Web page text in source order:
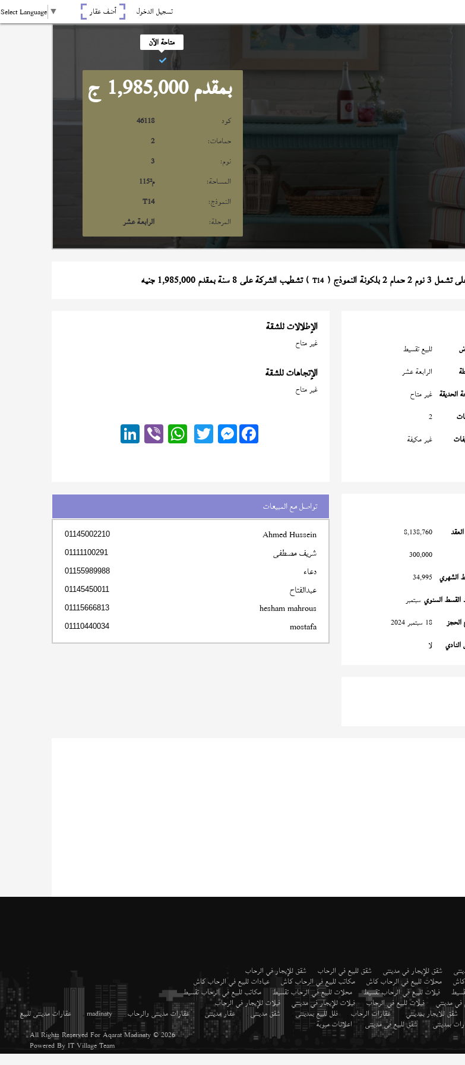
تسجيل الدخول أضف عقار Select Language ▼
متاحة الآن
بمقدم 1,985,000 ج
كود
46118
حمامات:
2
نوم:
3
المساحة:
115م²
النموذج:
T14
المرحلة:
الرابعة عشر
T14 ) تشطيب الشركة على 8 سنة بمقدم 1,985,000 جنيه
للبيع تقسيط
الرابعة عشر
الحديقة غير متاح
2
غير مكيفة
الإطلالات للشقة
غير متاح
الإتجاهات للشقة
غير متاح
Messenger
8,138,760
300,000
الشهري 34,995
القسط السنوي سبتمبر
الحجز
18 سبتمبر 2024
لا
تواصل مع المبيعات
Ahmed Hussein
01145002210
شريف مصطفى 01111100291
دعاء 01155989988
عبدالفتاح 01145450011
hesham mahrous
01115666813
mostafa
01110440034
شقق للإيجار في مدينتى شقق للبيع في الرحاب شقق للإيجار في الرحاب
محلات للبيع في الرحاب كاش مكاتب للبيع في الرحاب كاش عيادات للبيع في الرحاب كاش
فيلات للبيع في الرحاب تقسيط محلات للبيع في الرحاب تقسيط مكاتب للبيع في الرحاب تقسيط
في مدينتي فيلات للبيع في الرحاب فيلات للإيجار في مدينتي فيلات للإيجار في الرحاب
شقق للايجار بمدينتي, عقارات الرحاب فلل للبيع بمدينتى, شقق مدينتى عقار مدينتى , عقارات مدينتى والرحاب,
madinaty
, عقارات مدينتى للبيع
بمدينتى , شقق للبيع فى مدينتى
اعلانات مبوبة
All Rights Reserved ForAqarat Madinaty© 2026
Powered ByIT Village Team